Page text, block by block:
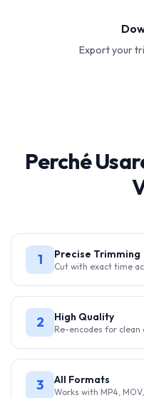
Export your
Perché
1 Precise Trimming
Cut with exact time
2 High Quality
Re-encodes for clean
3 All Formats
Works with MP4,